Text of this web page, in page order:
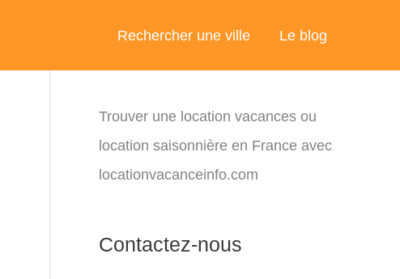
Rechercher une ville Le blog
Trouver une location vacances ou
location saisonnière en France avec
locationvacanceinfo.com
Contactez-nous